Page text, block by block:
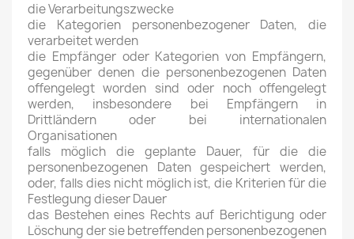
die Verarbeitungszwecke
die Kategorien personenbezogener Daten, die
verarbeitet werden
die Empfänger oder Kategorien von Empfängern,
gegenüber denen die personenbezogenen Daten
offengelegt worden sind oder noch offengelegt
werden, insbesondere bei Empfängern in
Drittländern oder bei internationalen
Organisationen
falls möglich die geplante Dauer, für die die
personenbezogenen Daten gespeichert werden,
oder, falls dies nicht möglich ist, die Kriterien für die
Festlegung dieser Dauer
das Bestehen eines Rechts auf Berichtigung oder
Löschung der sie betreffenden personenbezogenen